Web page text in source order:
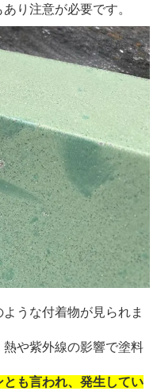
り注意が必要です。
うな付着物が見られま
熱や紫外線の影響で塗料
も言われ、発生してい